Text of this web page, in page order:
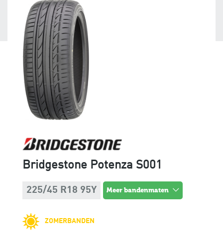
Bridgestone Potenza S001
225/45 R18 95Y meer bandenmaten
ZOMERBANDEN